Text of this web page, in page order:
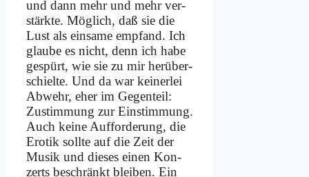
und dann mehr und mehr ver­
stärk­te. Mög­lich, daß sie die
Lust als ein­sa­me emp­fand. Ich
glau­be es nicht, denn ich ha­be
ge­spürt, wie sie zu mir her­über­
schiel­te. Und da war kei­ner­lei
Ab­wehr, eher im Ge­gen­teil:
Zu­stim­mung zur Ein­stim­mung.
Auch kei­ne Auf­for­de­rung, die
Ero­tik soll­te auf die Zeit der
Mu­sik und die­ses ei­nen Kon­
zerts be­schränkt blei­ben. Ein